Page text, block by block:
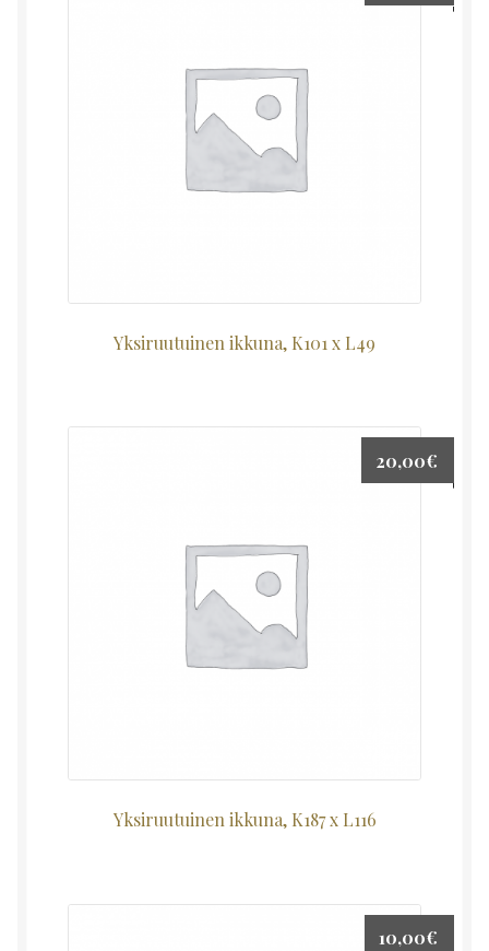
Yksiruutuinen ikkuna, K101 x L49
Yksiruutuinen ikkuna, K187 x L116
20,00€
10,00€